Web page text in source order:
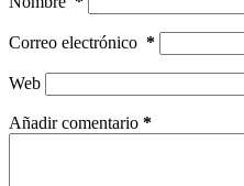
Correo electrónico *
Web
Añadir comentario *